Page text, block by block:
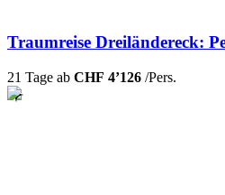
Traumreise Dreiländereck:
21 Tage ab CHF 4’126 /Pers.